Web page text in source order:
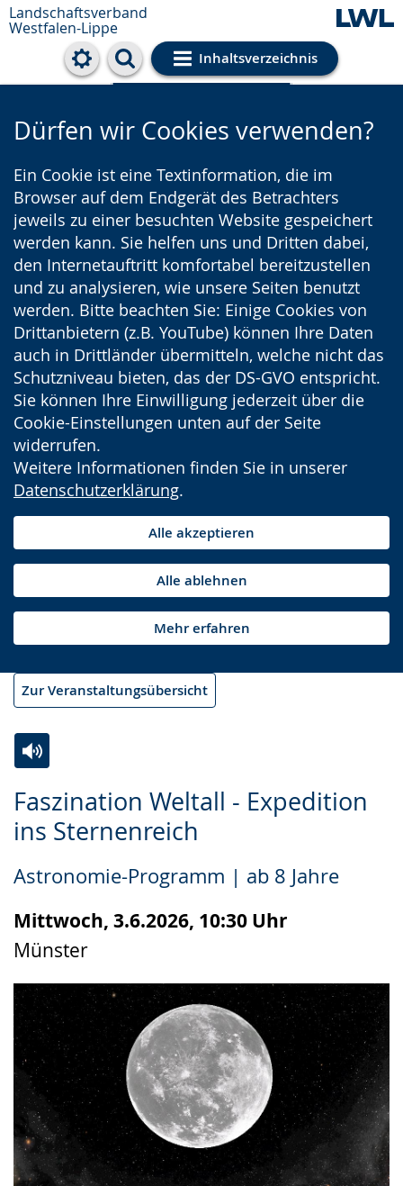
Landschaftsverband
Westfalen-Lippe
Inhaltsverzeichnis
Cookie-Einstellungen
Dürfen wir Cookies verwenden?
Ein Cookie ist eine Textinformation, die im
Browser auf dem Endgerät des Betrachters
jeweils zu einer besuchten Website gespeichert
werden kann. Sie helfen uns und Dritten dabei,
den Internetauftritt komfortabel bereitzustellen
und zu analysieren, wie unsere Seiten benutzt
werden. Bitte beachten Sie: Einige Cookies von
Drittanbietern (z.B. YouTube) können Ihre Daten
auch in Drittländer übermitteln, welche nicht das
Schutzniveau bieten, das der DS-GVO entspricht.
Sie können Ihre Einwilligung jederzeit über die
Cookie-Einstellungen unten auf der Seite
widerrufen.
Weitere Informationen finden Sie in unserer
Datenschutzerklärung.
Alle akzeptieren
Alle ablehnen
Mehr erfahren
Zur Veranstaltungsübersicht
Faszination Weltall - Expedition
ins Sternenreich
Astronomie-Programm | ab 8 Jahre
Mittwoch, 3.6.2026, 10:30 Uhr
Münster
Leichten
Sprache
Audio-
Unterstützung.
Video
in
Gebärdensprache
wird
angezeigt.